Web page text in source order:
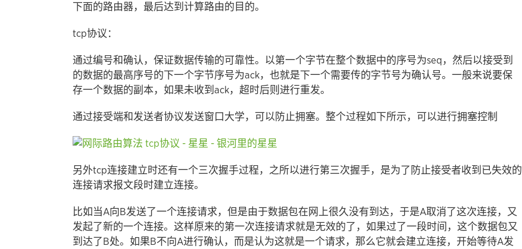
下面的路由器，最后达到计算路由的目的。
tcp协议：
通过编号和确认，保证数据传输的可靠性。以第一个字节在整个数据中的序号为seq，然后以接受到
的数据的最高序号的下一个字节序号为ack，也就是下一个需要传的字节号为确认号。一般来说要保
存一个数据的副本，如果未收到ack，超时后则进行重发。
通过接受端和发送者协议发送窗口大学，可以防止拥塞。整个过程如下所示，可以进行拥塞控制
另外tcp连接建立时还有一个三次握手过程，之所以进行第三次握手，是为了防止接受者收到已失效的
连接请求报文段时建立连接。
比如当A向B发送了一个连接请求，但是由于数据包在网上很久没有到达，于是A取消了这次连接，又
发起了新的一个连接。这样原来的第一次连接请求就是无效的了，如果过了一段时间，这个数据包又
到达了B处。如果B不向A进行确认，而是认为这就是一个请求，那么它就会建立连接，开始等待A发